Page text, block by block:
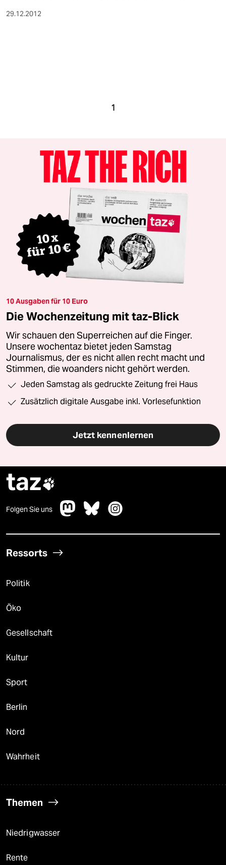
29.12.2012
1
10 Ausgaben für 10 Euro
Die Wochenzeitung mit taz-Blick
Wir schauen den Superreichen auf die Finger.
Unsere wochentaz bietet jeden Samstag
Journalismus, der es nicht allen recht macht und
Stimmen, die woanders nicht gehört werden.
Jeden Samstag als gedruckte Zeitung frei Haus
Zusätzlich digitale Ausgabe inkl. Vorlesefunktion
Jetzt kennenlernen
taz
Folgen Sie uns
Ressorts
Politik
Öko
Gesellschaft
Kultur
Sport
Berlin
Nord
Wahrheit
Themen
Niedrigwasser
Rente